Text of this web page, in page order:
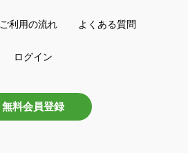
ご利用の流れ よくある質問
ログイン
無料会員登録